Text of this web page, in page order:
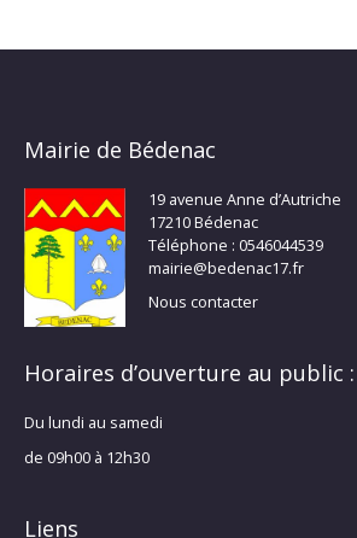
Mairie de Bédenac
19 avenue Anne d’Autriche
17210 Bédenac
Téléphone : 0546044539
mairie@bedenac17.fr
Nous contacter
Horaires d’ouverture au public :
Du lundi au samedi
de 09h00 à 12h30
Liens